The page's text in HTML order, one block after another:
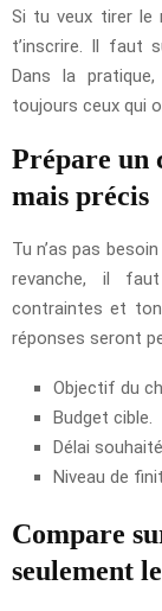
Si tu veux tirer le
t’inscrire. Il faut
Dans la
toujours ceux qui
Prépare un
mais précis
Tu n’as pas
revanche, il
contraintes et
réponses seront
Objectif du
Budget cible.
Délai souhaité.
Niveau de
Compare
seulement